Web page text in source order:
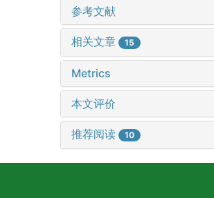
参考文献
相关文章 15
Metrics
本文评价
推荐阅读 10